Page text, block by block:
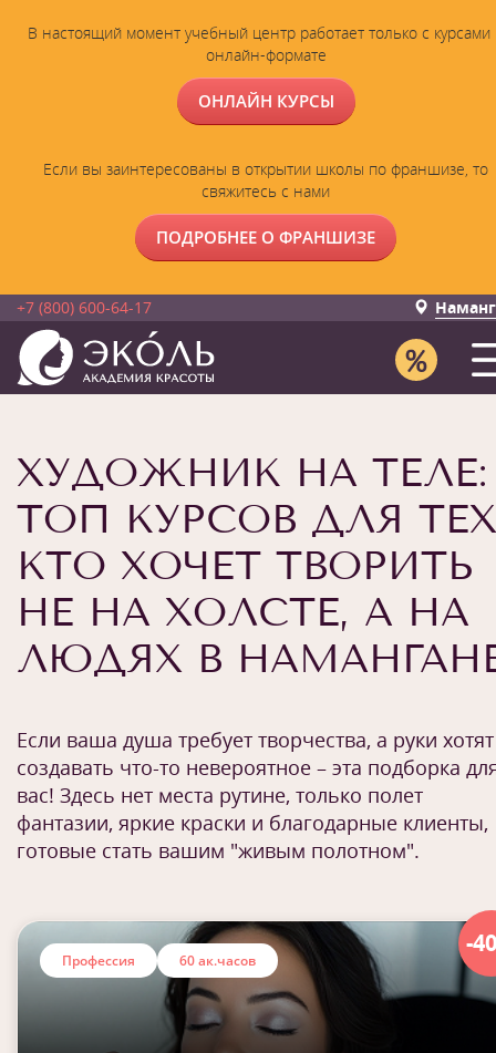
В настоящий момент учебный центр работает только с курсами
онлайн-формате
ОНЛАЙН КУРСЫ
Если вы заинтересованы в открытии школы по франшизе, то
свяжитесь с нами
ПОДРОБНЕЕ О ФРАНШИЗЕ
+7 (800) 600-64-17
ХУДОЖНИК НА ТЕЛЕ:
ТОП КУРСОВ ДЛЯ
КТО ХОЧЕТ ТВОРИТЬ
НЕ НА ХОЛСТЕ, А НА
ЛЮДЯХ В
Если ваша душа требует творчества, а руки хотят
создавать что-то невероятное – эта подборка
вас! Здесь нет места рутине, только полет
фантазии, яркие краски и благодарные клиенты,
готовые стать вашим "живым полотном".
-
Профессия 60 ак.часов